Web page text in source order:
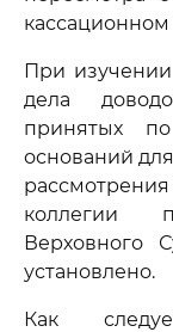
При
дела
принятых
оснований
коллегии
Верховного
установлено.
Как